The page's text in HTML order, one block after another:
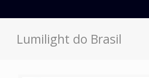
Lumilight do Brasil